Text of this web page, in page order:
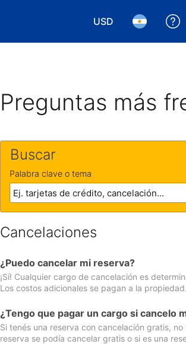
USD
Elegir la moneda.
Elegir el
Preguntas más
Buscar
Palabra clave o tema
Cancelaciones
¿Puedo cancelar mi reserva?
¡Sí! Cualquier cargo de cancelación es
Los costos adicionales se pagan a la propiedad.
¿Tengo que pagar un cargo si cancelo
Si tenés una reserva con cancelación gratis,
reserva se podía cancelar gratis o si es una